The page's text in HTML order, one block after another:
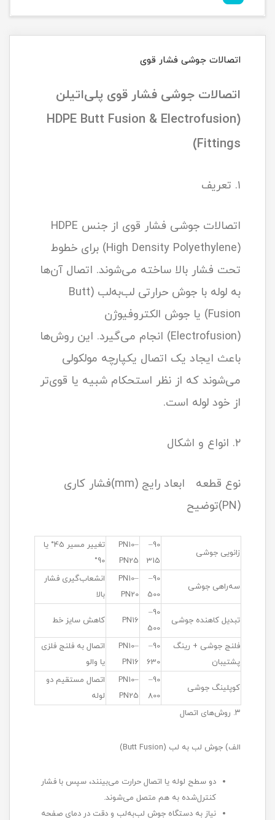
اتصالات جوشی فشار قوی
اتصالات جوشی فشار قوی پلی‌اتیلن
(HDPE Butt Fusion & Electrofusion
Fittings)
۱. تعریف
اتصالات جوشی فشار قوی از جنس HDPE
(High Density Polyethylene) برای خطوط
تحت فشار بالا ساخته می‌شوند. اتصال آن‌ها
به لوله با جوش حرارتی لب‌به‌لب (Butt
Fusion) یا جوش الکتروفیوژن
(Electrofusion) انجام می‌گیرد. این روش‌ها
باعث ایجاد یک اتصال یکپارچه مولکولی
می‌شوند که از نظر استحکام شبیه یا قوی‌تر
از خود لوله است.
۲. انواع و اشکال
نوع قطعه ابعاد رایج (mm)فشار کاری
(PN)توضیح
زانویی جوشی
90–
315
PN10–
PN25
تغییر مسیر 45° یا
90°
سه‌راهی جوشی
90–
500
PN10–
PN20
انشعاب‌گیری فشار
بالا
تبدیل کاهنده جوشی
90–
500
PN16 کاهش سایز خط
فلنج جوشی + رینگ
پشتیبان
90–
630
PN10–
PN16
اتصال به فلنج فلزی
یا والو
کوپلینگ جوشی
90–
800
PN10–
PN25
اتصال مستقیم دو
لوله
۳. روش‌های اتصال
الف) جوش لب به لب (Butt Fusion)
دو سطح لوله یا اتصال حرارت می‌بینند، سپس با فشار
کنترل‌شده به هم متصل می‌شوند.
نیاز به دستگاه جوش لب‌به‌لب و دقت در دمای صفحه